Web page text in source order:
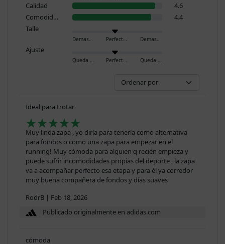
Calidad
4.6
Comodidad
4.4
Talle
Demasiado pequeño Perfecto Demasiado grande
Ajuste
Queda ajustado Perfecto Queda holgado
Ideal para trotar
Muy linda zapa , yo diría para tenerla como alternativa
para fondos o como una zapa para empezar en el
running! Muy cómoda para alguien q recién empieza y
puede sufrir incomodidades propias del deporte , la zapa
va a acompañar perfecto esa etapa y para él ya corredor
muy buena compañera de fondos y días suaves
RodrB | Feb 18, 2026
Publicado originalmente en adidas.com
cómoda